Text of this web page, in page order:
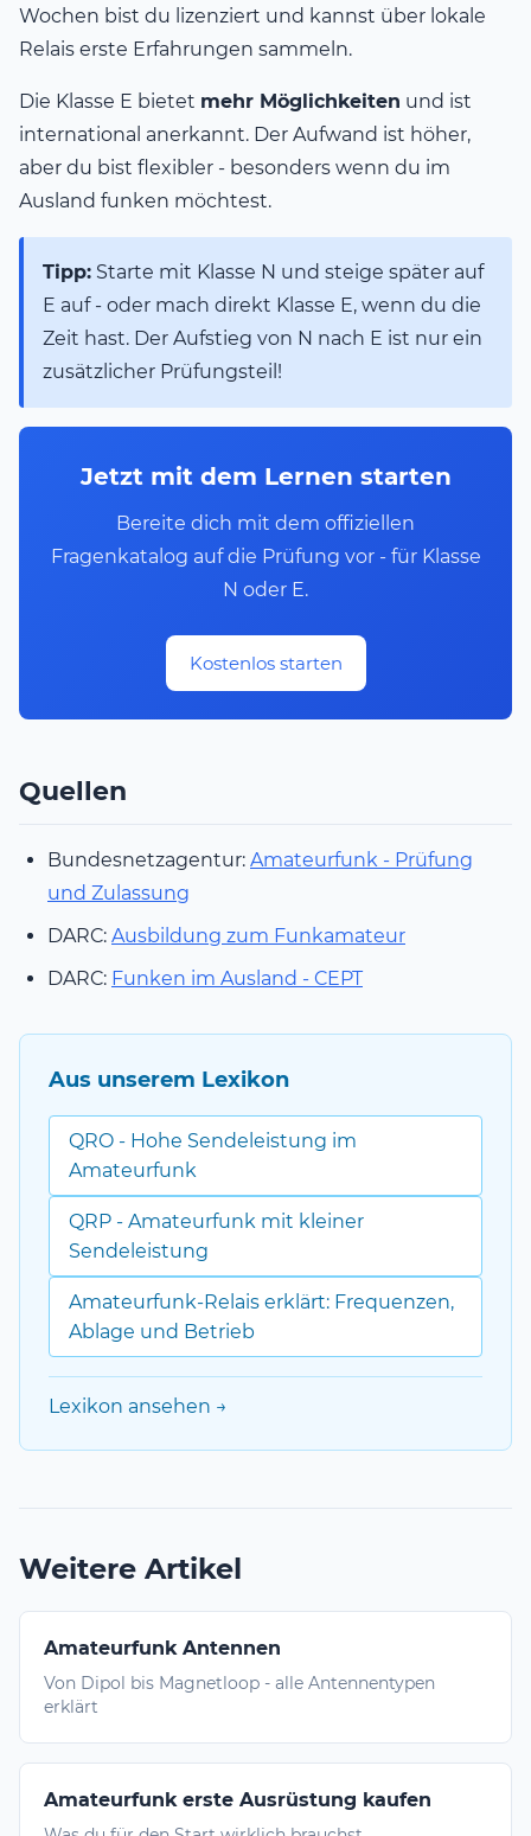
Wochen bist du lizenziert und kannst über lokale
Relais erste Erfahrungen sammeln.
Die Klasse E bietet mehr Möglichkeiten und ist
international anerkannt. Der Aufwand ist höher,
aber du bist flexibler - besonders wenn du im
Ausland funken möchtest.
Tipp: Starte mit Klasse N und steige später auf
E auf - oder mach direkt Klasse E, wenn du die
Zeit hast. Der Aufstieg von N nach E ist nur ein
zusätzlicher Prüfungsteil!
Jetzt mit dem Lernen starten
Bereite dich mit dem offiziellen
Fragenkatalog auf die Prüfung vor - für Klasse
N oder E.
Kostenlos starten
Quellen
Bundesnetzagentur: Amateurfunk - Prüfung
und Zulassung
DARC: Ausbildung zum Funkamateur
DARC: Funken im Ausland - CEPT
Aus unserem Lexikon
QRO - Hohe Sendeleistung im
Amateurfunk
QRP - Amateurfunk mit kleiner
Sendeleistung
Amateurfunk-Relais erklärt: Frequenzen,
Ablage und Betrieb
Lexikon ansehen →
Weitere Artikel
Amateurfunk Antennen
Von Dipol bis Magnetloop - alle Antennentypen
erklärt
Amateurfunk erste Ausrüstung kaufen